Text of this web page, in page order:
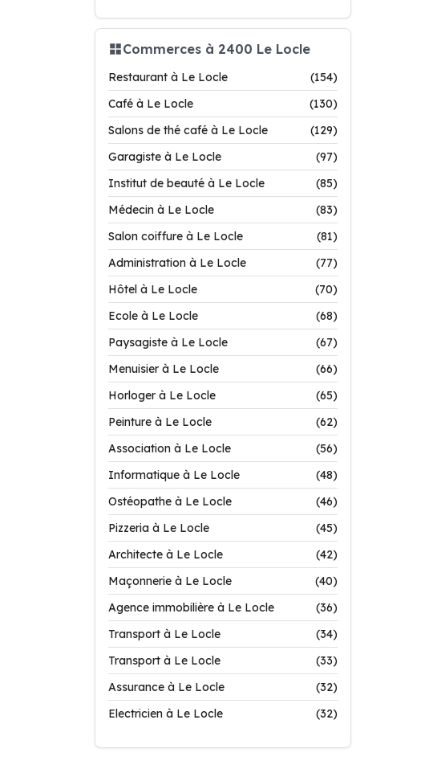
Commerces à 2400 Le Locle
Restaurant à Le Locle
(154)
Café à Le Locle
(130)
Salons de thé café à Le Locle
(129)
Garagiste à Le Locle
(97)
Institut de beauté à Le Locle
(85)
Médecin à Le Locle
(83)
Salon coiffure à Le Locle
(81)
Administration à Le Locle
(77)
Hôtel à Le Locle
(70)
Ecole à Le Locle
(68)
Paysagiste à Le Locle
(67)
Menuisier à Le Locle
(66)
Horloger à Le Locle
(65)
Peinture à Le Locle
(62)
Association à Le Locle
(56)
Informatique à Le Locle
(48)
Ostéopathe à Le Locle
(46)
Pizzeria à Le Locle
(45)
Architecte à Le Locle
(42)
Maçonnerie à Le Locle
(40)
Agence immobilière à Le Locle
(36)
Transport à Le Locle
(34)
Transport à Le Locle
(33)
Assurance à Le Locle
(32)
Electricien à Le Locle
(32)